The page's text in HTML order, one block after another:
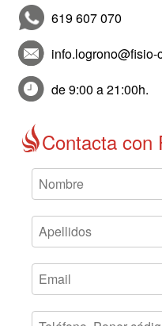
619 607 070
de 9:00 a 21:00h.
Contacta con